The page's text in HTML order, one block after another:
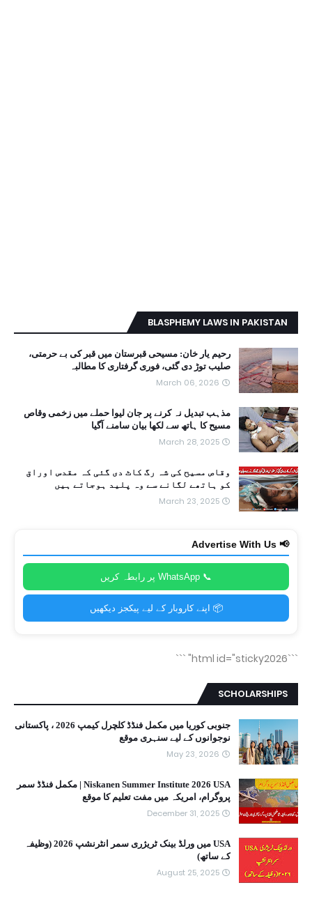
BLASPHEMY LAWS IN PAKISTAN
رحیم یار خان: مسیحی قبرستان میں قبر کی بے حرمتی،
صلیب توڑ دی گئی، فوری گرفتاری کا مطالبہ
March 06, 2026
مذہب تبدیل نہ کرنے پر جان لیوا حملے میں زخمی وقاص
مسیح کا ہاتھ سے لکھا بیان سامنے آگیا
March 28, 2025
وقاص مسیح کی شہ رگ کاٹ دی گئی کہ مقدس اوراق
کو ہاتھے لگانے سے وہ پلید ہوجاتے ہیں
March 23, 2025
📢 Advertise With Us
📞 WhatsApp پر رابطہ کریں
📦 اپنے کاروبار کے لیے پیکجز دیکھیں
```html id="sticky2026"
```
SCHOLARSHIPS
جنوبی کوریا میں مکمل فنڈڈ کلچرل کیمپ 2026 ، پاکستانی
نوجوانوں کے لیے سنہری موقع
May 23, 2026
Niskanen Summer Institute 2026 USA | مکمل فنڈڈ سمر
پروگرام، امریکہ میں مفت تعلیم کا موقع
December 31, 2025
USA میں ورلڈ بینک ٹریژری سمر انٹرنشپ 2026 (وظیفہ
کے ساتھ)
August 25, 2025